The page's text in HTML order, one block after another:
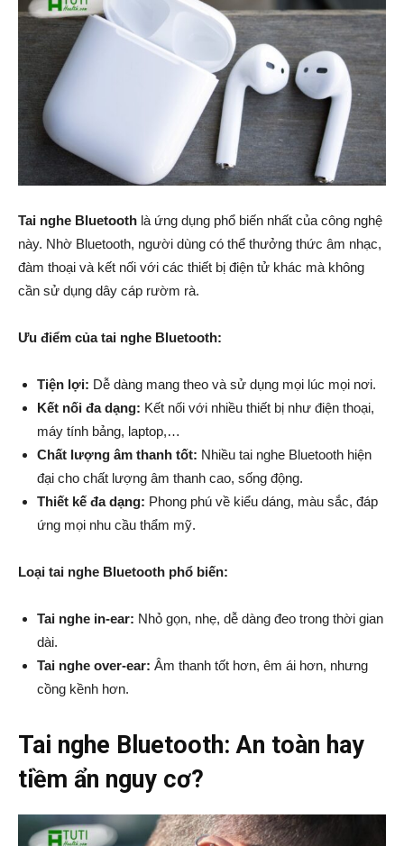
Tai nghe Bluetooth là ứng dụng phổ biến nhất của công nghệ
này. Nhờ Bluetooth, người dùng có thể thưởng thức âm nhạc,
đàm thoại và kết nối với các thiết bị điện tử khác mà không
cần sử dụng dây cáp rườm rà.
Ưu điểm của tai nghe Bluetooth:
Tiện lợi: Dễ dàng mang theo và sử dụng mọi lúc mọi nơi.
Kết nối đa dạng: Kết nối với nhiều thiết bị như điện thoại,
máy tính bảng, laptop,…
Chất lượng âm thanh tốt: Nhiều tai nghe Bluetooth hiện
đại cho chất lượng âm thanh cao, sống động.
Thiết kế đa dạng: Phong phú về kiểu dáng, màu sắc, đáp
ứng mọi nhu cầu thẩm mỹ.
Loại tai nghe Bluetooth phổ biến:
Tai nghe in-ear: Nhỏ gọn, nhẹ, dễ dàng đeo trong thời gian
dài.
Tai nghe over-ear: Âm thanh tốt hơn, êm ái hơn, nhưng
cồng kềnh hơn.
Tai nghe Bluetooth: An toàn hay
tiềm ẩn nguy cơ?